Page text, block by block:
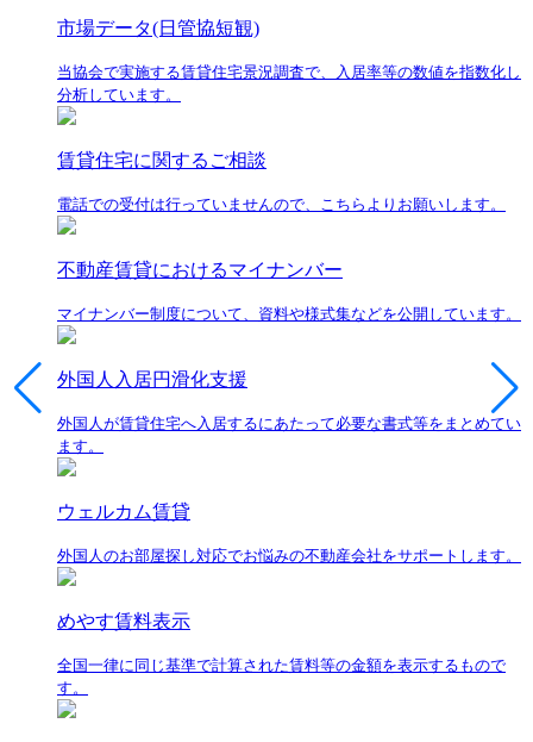
市場データ(日管協短観)
当協会で実施する賃貸住宅景況調査で、入居率等の数値を指数化し
分析しています。
賃貸住宅に関するご相談
電話での受付は行っていませんので、こちらよりお願いします。
不動産賃貸におけるマイナンバー
マイナンバー制度について、資料や様式集などを公開しています。
外国人入居円滑化支援
外国人が賃貸住宅へ入居するにあたって必要な書式等をまとめてい
ます。
ウェルカム賃貸
外国人のお部屋探し対応でお悩みの不動産会社をサポートします。
めやす賃料表示
全国一律に同じ基準で計算された賃料等の金額を表示するもので
す。